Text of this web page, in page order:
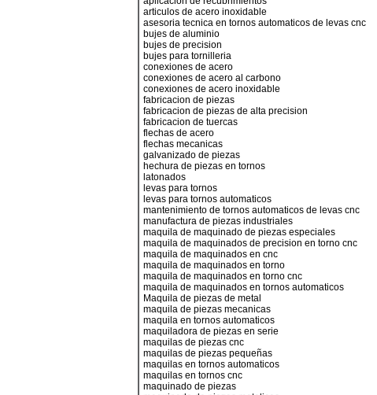
articulos de acero inoxidable
asesoria tecnica en tornos automaticos de levas cnc
bujes de aluminio
bujes de precision
bujes para tornilleria
conexiones de acero
conexiones de acero al carbono
conexiones de acero inoxidable
fabricacion de piezas
fabricacion de piezas de alta precision
fabricacion de tuercas
flechas de acero
flechas mecanicas
galvanizado de piezas
hechura de piezas en tornos
latonados
levas para tornos
levas para tornos automaticos
mantenimiento de tornos automaticos de levas cnc
manufactura de piezas industriales
maquila de maquinado de piezas especiales
maquila de maquinados de precision en torno cnc
maquila de maquinados en cnc
maquila de maquinados en torno
maquila de maquinados en torno cnc
maquila de maquinados en tornos automaticos
Maquila de piezas de metal
maquila de piezas mecanicas
maquila en tornos automaticos
maquiladora de piezas en serie
maquilas de piezas cnc
maquilas de piezas pequeñas
maquilas en tornos automaticos
maquilas en tornos cnc
maquinado de piezas